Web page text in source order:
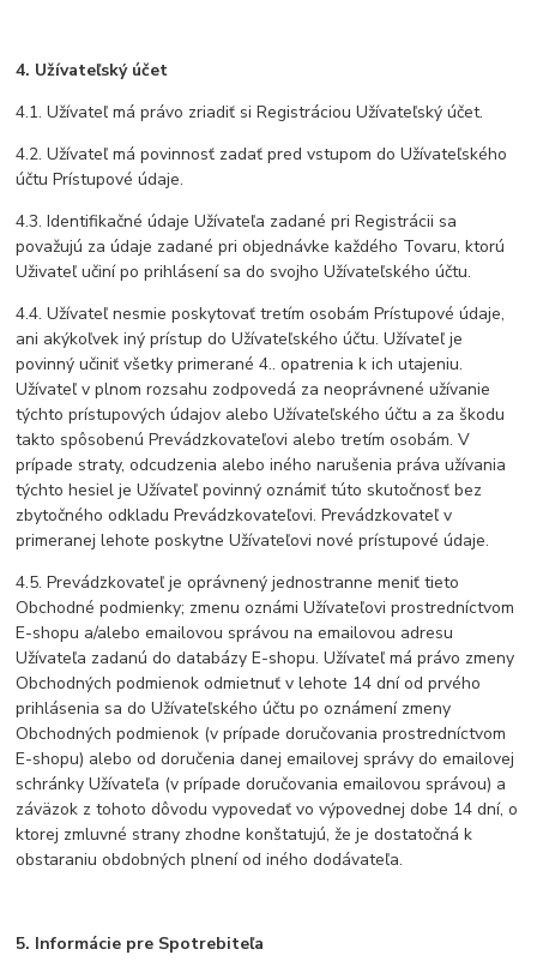
4. Užívateľský účet
4.1. Užívateľ má právo zriadiť si Registráciou Užívateľský účet.
4.2. Užívateľ má povinnosť zadať pred vstupom do Užívateľského
účtu Prístupové údaje.
4.3. Identifikačné údaje Užívateľa zadané pri Registrácii sa
považujú za údaje zadané pri objednávke každého Tovaru, ktorú
Uživateľ učiní po prihlásení sa do svojho Užívateľského účtu.
4.4. Užívateľ nesmie poskytovať tretím osobám Prístupové údaje,
ani akýkoľvek iný prístup do Užívateľského účtu. Užívateľ je
povinný učiniť všetky primerané 4.. opatrenia k ich utajeniu.
Užívateľ v plnom rozsahu zodpovedá za neoprávnené užívanie
týchto prístupových údajov alebo Užívateľského účtu a za škodu
takto spôsobenú Prevádzkovateľovi alebo tretím osobám. V
prípade straty, odcudzenia alebo iného narušenia práva užívania
týchto hesiel je Užívateľ povinný oznámiť túto skutočnosť bez
zbytočného odkladu Prevádzkovateľovi. Prevádzkovateľ v
primeranej lehote poskytne Užívateľovi nové prístupové údaje.
4.5. Prevádzkovateľ je oprávnený jednostranne meniť tieto
Obchodné podmienky; zmenu oznámi Užívateľovi prostredníctvom
E-shopu a/alebo emailovou správou na emailovou adresu
Užívateľa zadanú do databázy E-shopu. Užívateľ má právo zmeny
Obchodných podmienok odmietnuť v lehote 14 dní od prvého
prihlásenia sa do Užívateľského účtu po oznámení zmeny
Obchodných podmienok (v prípade doručovania prostredníctvom
E-shopu) alebo od doručenia danej emailovej správy do emailovej
schránky Užívateľa (v prípade doručovania emailovou správou) a
záväzok z tohoto dôvodu vypovedať vo výpovednej dobe 14 dní, o
ktorej zmluvné strany zhodne konštatujú, že je dostatočná k
obstaraniu obdobných plnení od iného dodávateľa.
5. Informácie pre Spotrebiteľa